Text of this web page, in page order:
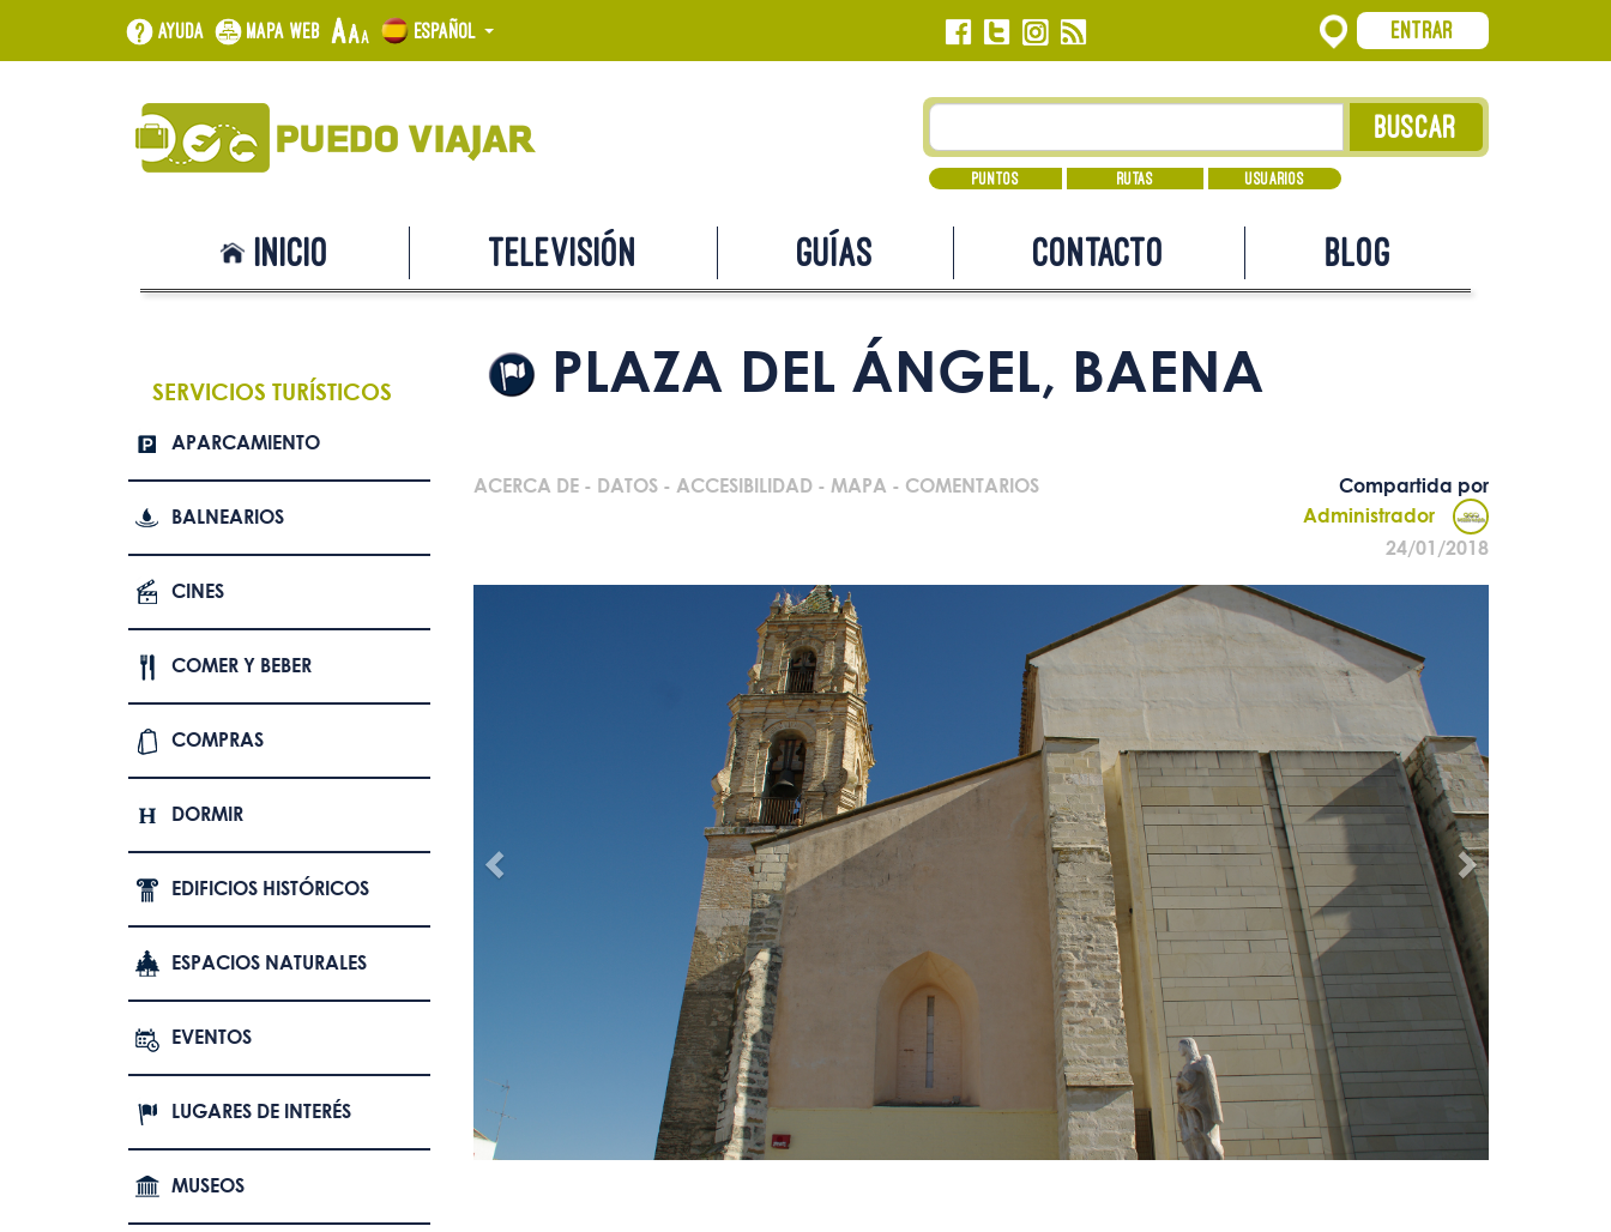
Ayuda Mapa web Español Entrar
Puntos Rutas Usuarios
Inicio Televisión Guías Contacto Blog
SERVICIOS TURÍSTICOS
APARCAMIENTO
BALNEARIOS
CINES
COMER Y BEBER
COMPRAS
DORMIR
EDIFICIOS HISTÓRICOS
ESPACIOS NATURALES
EVENTOS
LUGARES DE INTERÉS
MUSEOS
PLAZA DEL ÁNGEL, BAENA
ACERCA DE- DATOS- ACCESIBILIDAD- MAPA - COMENTARIOS
Compartida por
Administrador
24/01/2018